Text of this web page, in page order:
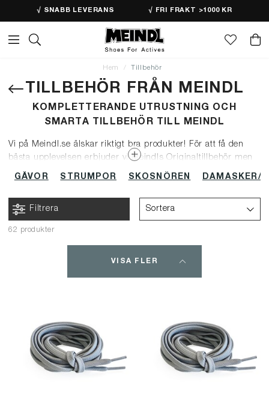
√ SNABB LEVERANS √ FRI FRAKT >1000 KR
Hem Tillbehör
TILLBEHÖR FRÅN MEINDL
KOMPLETTERANDE UTRUSTNING OCH
SMARTA TILLBEHÖR TILL MEINDL
Vi på Meindl.se älskar riktigt bra produkter! För att få den
bästa upplevelsen erbjuder vi Meindls Originaltillbehör men
även andra varumärken och kvalitetsprodukter som kan
tester och äventyr har vi valt ut produkter som passar bra till
din Meindl-aktivitet.
GÅVOR STRUMPOR SKOSNÖREN DAMASKER/
Filtrera Sortera
62 produkter
VISA FLER